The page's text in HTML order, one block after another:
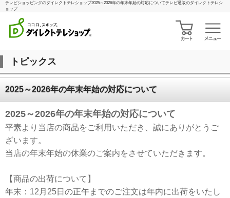
テレビショッピングのダイレクトテレショップ2025～2026年の年末年始の対応についてテレビ通販のダイレクトテレシ
ョップ
トピックス
2025～2026年の年末年始の対応について
2025～2026年の年末年始の対応について
平素より当店の商品をご利用いただき、誠にありがとうご
ざいます。
当店の年末年始の休業のご案内をさせていただきます。
【商品の出荷について】
年末：12月25日の正午までのご注文は年内に出荷をいたし